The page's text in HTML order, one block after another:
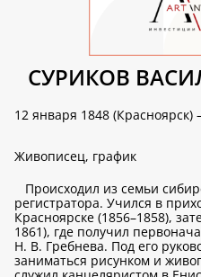
СУРИКОВ
12 января 1848
Живописец, график
Происходил из семьи
регистратора. Учился в
Красноярске (1856–1858),
1861), где получил
Н. В. Гребнева. Под его
заниматься рисунком и